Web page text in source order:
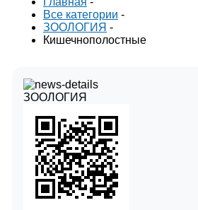
Все категории -
ЗООЛОГИЯ -
Кишечнополостные
ЗООЛОГИЯ